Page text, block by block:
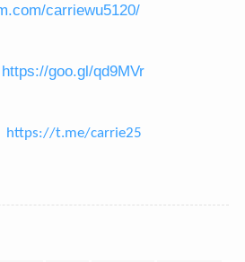
carriewu5120/
https://goo.gl/qd9MVr
https://t.me/carrie25